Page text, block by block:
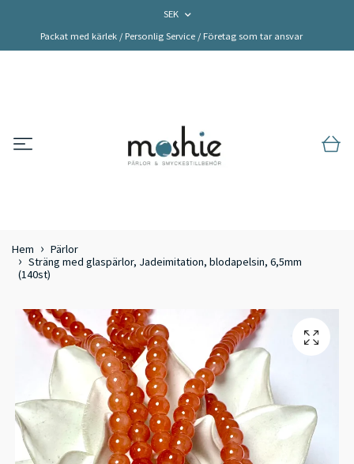
SEK
Packat med kärlek / Personlig Service / Företag som tar ansvar
Hem
Pärlor
Sträng med glaspärlor, Jadeimitation, blodapelsin, 6,5mm
(140st)